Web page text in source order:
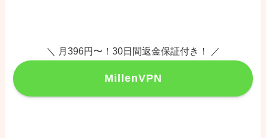
＼ 月396円〜！30日間返金保証付き！ ／
MillenVPN